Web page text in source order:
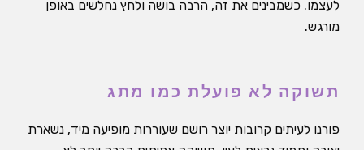
לעצמו. כשמבינים את זה, הרבה בושה ולחץ נחלשים באופן
מורגש.
תשוקה לא פועלת כמו מתג
פורנו לעיתים קרובות יוצר רושם שעוררות מופיעה מיד, נשארת